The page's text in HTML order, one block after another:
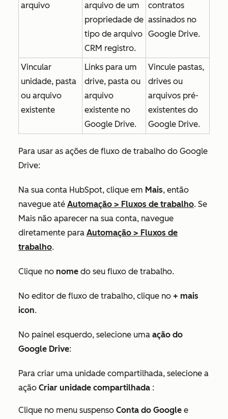
arquivo
arquivo de um
propriedade de
tipo de arquivo
CRM registro.
contratos
assinados no
Google Drive.
Vincular
unidade, pasta
ou arquivo
existente
Links para um
drive, pasta ou
arquivo
existente no
Google Drive.
Vincule pastas,
drives ou
arquivos pré-
existentes do
Google Drive.
Para usar as ações de fluxo de trabalho do Google
Drive:
Na sua conta HubSpot, clique em Mais, então
navegue até Automação > Fluxos de trabalho. Se
Mais não aparecer na sua conta, navegue
diretamente para Automação > Fluxos de
trabalho.
Clique no nome do seu fluxo de trabalho.
No editor de fluxo de trabalho, clique no + mais
icon.
No painel esquerdo, selecione uma ação do
Google Drive:
Para criar uma unidade compartilhada, selecione a
ação Criar unidade compartilhada :
Clique no menu suspenso Conta do Google e